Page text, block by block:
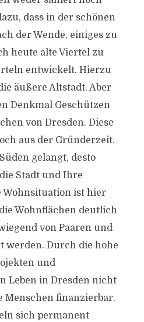
dass in der schönen
der Wende, einiges zu
heute alte Viertel zu
entwickelt. Hierzu
äußere Altstadt. Aber
Denkmal Geschützen
von Dresden. Diese
aus der Gründerzeit.
gelangt, desto
Stadt und Ihre
Wohnsituation ist hier
Wohnflächen deutlich
von Paaren und
werden. Durch die hohe
und
Leben in Dresden nicht
finanzierbar.
sich permanent